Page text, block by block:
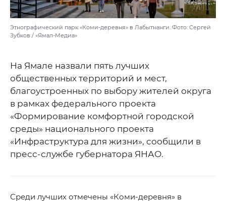
Этнографический парк «Коми-деревня» в Лабытнанги. Фото: Сергей
Зубков / «Ямал-Медиа»
На Ямале назвали пять лучших
общественных территорий и мест,
благоустроенных по выбору жителей округа
в рамках федерального проекта
«Формирование комфортной городской
среды» национального проекта
«Инфраструктура для жизни», сообщили в
пресс-службе губернатора ЯНАО.
Среди лучших отмечены «Коми-деревня» в